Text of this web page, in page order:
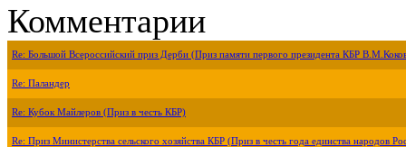
Комментарии
Re: Большой Всероссийский приз Дерби (Приз памяти первого президента КБР
Re: Паландер
Re: Кубок Майлеров (Приз в честь КБР)
Re: Приз Министерства сельского хозяйства КБР (Приз в честь года единства народов